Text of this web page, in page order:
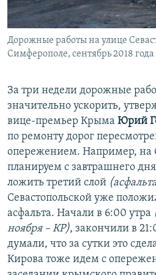
Дорожные работы на улице
Симферополе, сентябрь 2018 года
​За три недели дорожные
значительно ускорить,
вице-премьер Крыма Юрий
по ремонту дорог
опережением. Например, на
планируем с завтрашнего дня
ложить третий слой
Севастопольской уже
асфальта. Начали в 6:00 утра
ноября – КР), закончили в
думали, что за сутки это
Кирова тоже идем с